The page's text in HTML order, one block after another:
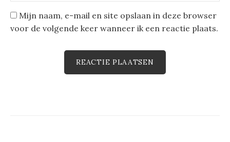
Mijn naam, e-mail en site opslaan in deze browser
voor de volgende keer wanneer ik een reactie plaats.